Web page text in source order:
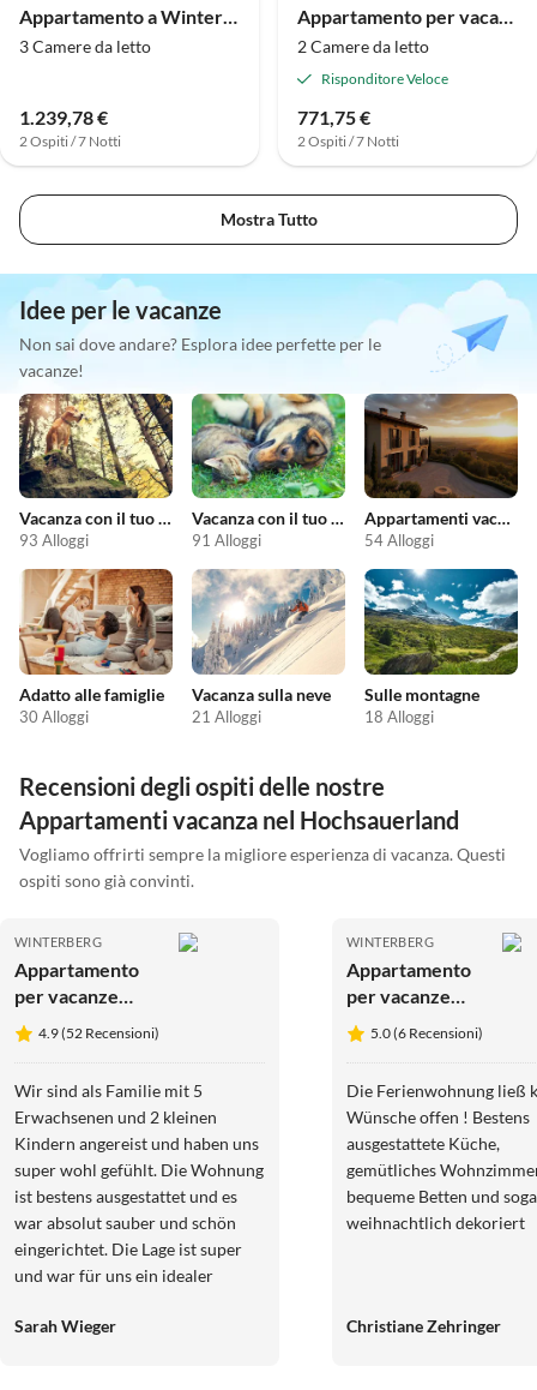
3 Camere da letto
1.239,78 €
2 Ospiti / 7 Notti
2 Camere da letto
Risponditore Veloce
771,75 €
2 Ospiti / 7 Notti
Mostra Tutto
Idee per le vacanze
Non sai dove andare? Esplora idee perfette per le
vacanze!
Vacanza con il tuo cane
93 Alloggi
Vacanza con il tuo animale domestico
91 Alloggi
Appartamenti vacanze economici
54 Alloggi
Adatto alle famiglie
30 Alloggi
Vacanza sulla neve
21 Alloggi
Sulle montagne
18 Alloggi
Recensioni degli ospiti delle nostre
Appartamenti vacanza nel Hochsauerland
Vogliamo offrirti sempre la migliore esperienza di vacanza. Questi
ospiti sono già convinti.
WINTERBERG
Appartamento
per vacanze
Vista della città
di Winterberg
4.9 (52 Recensioni)
Wir sind als Familie mit 5
Erwachsenen und 2 kleinen
Kindern angereist und haben uns
super wohl gefühlt. Die Wohnung
ist bestens ausgestattet und es
war absolut sauber und schön
eingerichtet. Die Lage ist super
und war für uns ein idealer
Unternehmungen, Spaziergänge
Sarah Wieger
WINTERBERG
Appartamento
per vacanze
Kappeblick al
carosello
5.0 (6 Recensioni)
Die Ferienwohnung ließ
Wünsche offen ! Bestens
ausgestattete Küche,
gemütliches
bequeme Betten und
weihnachtlich dekoriert
Christiane Zehringer